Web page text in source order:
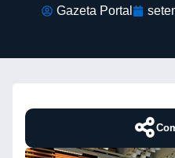
Gazeta Portal